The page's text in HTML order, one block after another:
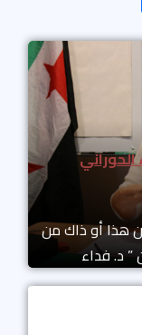
h
ar
هذا أو ذاك من
” د. فداء